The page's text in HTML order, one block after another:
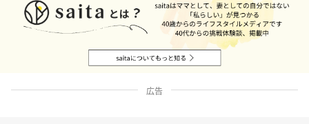
広告